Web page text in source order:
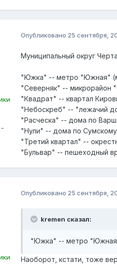
Опубликовано 25 сентября,
Муниципальный округ
"Южка" -- метро "Южная"
"Северняк" -- микрорайон
"Квадрат" -- квартал
"Небоскреб" -- "лежачий
"Расческа" -- дома по
"Нули" -- дома по Сумскому
"Третий квартал" --
"Бульвар" -- пешеходный
Опубликовано 25 сентября,
kremen сказал:
"Южка" -- метро
Наоборот, кстати, тоже